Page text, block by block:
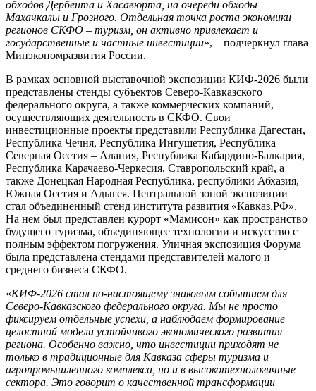
обходов Дербента и Хасавюрта, на очереди обходы
Махачкалы и Грозного. Отдельная точка роста экономики
регионов СКФО – туризм, он активно привлекает и
государственные и частные инвестиции», – подчеркнул глава
Минэкономразвития России.
В рамках основной выставочной экспозиции КИФ-2026 были
представлены стенды субъектов Северо-Кавказского
федерального округа, а также коммерческих компаний,
осуществляющих деятельность в СКФО. Свои
инвестиционные проекты представили Республика Дагестан,
Республика Чечня, Республика Ингушетия, Республика
Северная Осетия – Алания, Республика Кабардино-Балкария,
Республика Карачаево-Черкесия, Ставропольский край, а
также Донецкая Народная Республика, республики Абхазия,
Южная Осетия и Адыгея. Центральной зоной экспозиции
стал объединенный стенд института развития «Кавказ.РФ».
На нем был представлен курорт «Мамисон» как пространство
будущего туризма, объединяющее технологии и искусство с
полным эффектом погружения. Уличная экспозиция Форума
была представлена стендами представителей малого и
среднего бизнеса СКФО.
«КИФ-2026 стал по‑настоящему знаковым событием для
Северо‑Кавказского федерального округа. Мы не просто
фиксируем отдельные успехи, а наблюдаем формирование
целостной модели устойчивого экономического развития
региона. Особенно важно, что инвестиции приходят не
только в традиционные для Кавказа сферы туризма и
агропромышленного комплекса, но и в высокотехнологичные
сектора. Это говорит о качественной трансформации